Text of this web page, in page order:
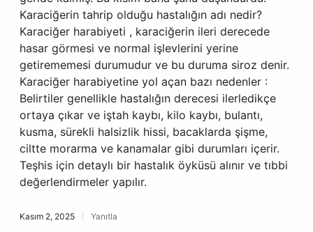
Karaciğerin tahrip olduğu hastalığın adı nedir?
Karaciğer harabiyeti , karaciğerin ileri derecede
hasar görmesi ve normal işlevlerini yerine
getirememesi durumudur ve bu duruma siroz denir.
Karaciğer harabiyetine yol açan bazı nedenler :
Belirtiler genellikle hastalığın derecesi ilerledikçe
ortaya çıkar ve iştah kaybı, kilo kaybı, bulantı,
kusma, sürekli halsizlik hissi, bacaklarda şişme,
ciltte morarma ve kanamalar gibi durumları içerir.
Teşhis için detaylı bir hastalık öyküsü alınır ve tıbbi
değerlendirmeler yapılır.
Kasım 2, 2025 Yanıtla